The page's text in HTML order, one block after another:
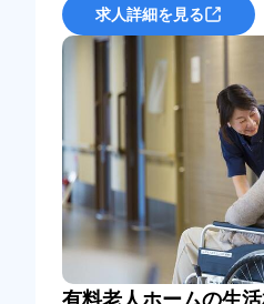
求人詳細を見る